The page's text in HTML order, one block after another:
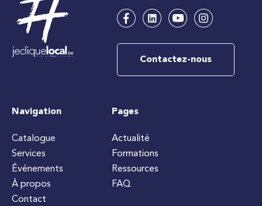
Contactez-nous
Navigation
Catalogue
Services
Événements
À propos
Contact
Pages
Actualité
Formations
Ressources
FAQ